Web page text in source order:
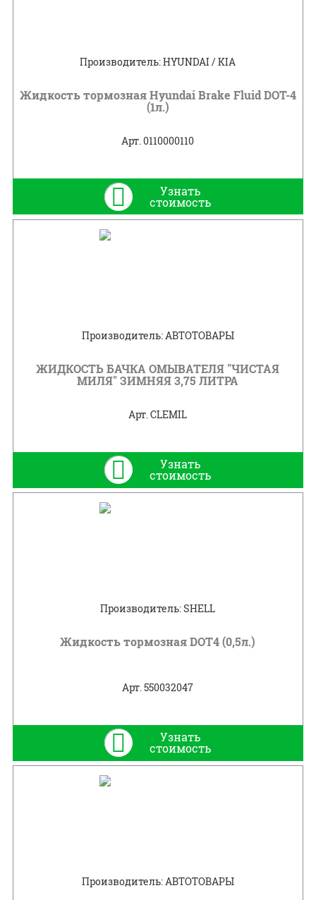
Производитель: HYUNDAI / KIA
Жидкость тормозная Hyundai Brake Fluid DOT-4
(1л.)
Арт. 0110000110
Узнать
стоимость
Производитель: АВТОТОВАРЫ
ЖИДКОСТЬ БАЧКА ОМЫВАТЕЛЯ "ЧИСТАЯ
МИЛЯ" ЗИМНЯЯ 3,75 ЛИТРА
Арт. CLEMIL
Узнать
стоимость
Производитель: SHELL
Жидкость тормозная DOT4 (0,5л.)
Арт. 550032047
Узнать
стоимость
Производитель: АВТОТОВАРЫ